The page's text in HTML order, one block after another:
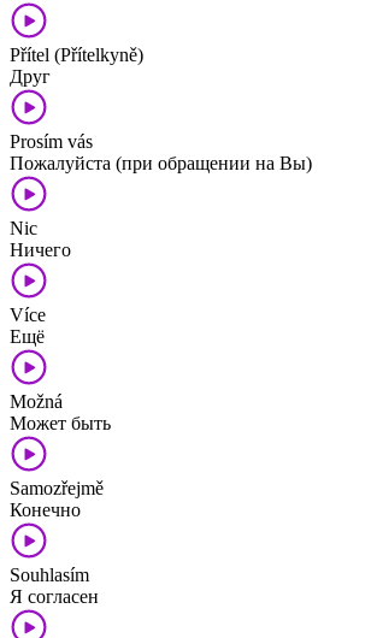
Přítel (Přítelkyně)
Друг
Prosím vás
Пожалуйста (при обращении на Вы)
Nic
Ничего
Více
Ещё
Možná
Может быть
Samozřejmě
Конечно
Souhlasím
Я согласен